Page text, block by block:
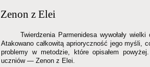
Zenon z Elei
Twierdzenia Parmenidesa wywołały
Atakowano całkowitą aprioryczność jego myśli,
problemy w metodzie, które opisałem
uczniów — Zenon z Elei.